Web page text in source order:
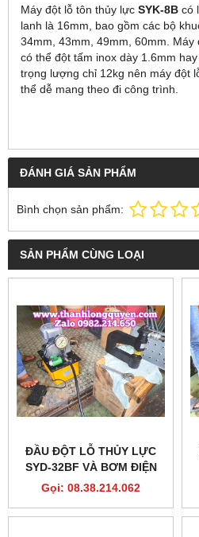
Máy đột lỗ tôn thủy lực SYK-8B có
lanh là 16mm, bao gồm các bộ
34mm, 43mm, 49mm, 60mm. Máy
có thể đột tấm inox dày 1.6mm
trọng lượng chỉ 12kg nên máy đột
thể dễ mang theo đi công trình.
ĐÁNH GIÁ SẢN PHẨM
Bình chọn sản phẩm:
SẢN PHẨM CÙNG LOẠI
ĐẦU ĐỘT LỖ THỦY LỰC
SYD-32BF VÀ BƠM ĐIỆN
THỦY LỰC ĐẠP CHÂN
Gọi: 08.38.214.062